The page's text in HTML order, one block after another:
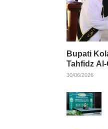
Bupati
Tahfidz Al-
Dukung
30/06/2026